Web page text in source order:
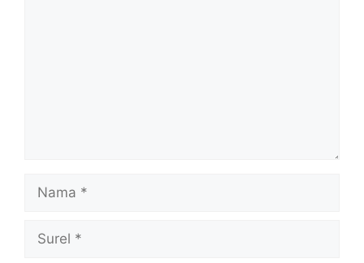
Nama
Surel